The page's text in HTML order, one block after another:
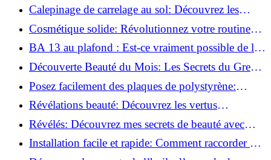
s'équiper pour moins de 50€!
Calepinage de carrelage au sol: Découvrez les
astuces incontournables!
Cosmétique solide: Révolutionnez votre routine
beauté pour zéro déchet!
BA 13 au plafond : Est-ce vraiment possible de les
coller ?
Découverte Beauté du Mois: Les Secrets du Green
Glamour !
Posez facilement des plaques de polystyrène:
Transformez votre plafond sans effort !
Révélations beauté: Découvrez les vertus
insoupçonnées de l'huile de coco!
Révélés: Découvrez mes secrets de beauté avec
l'huile de ricin!
Installation facile et rapide: Comment raccorder un
luminaire au plafond!